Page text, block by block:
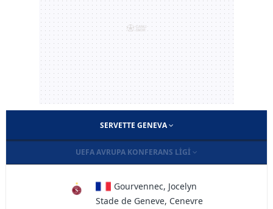
SERVETTE GENEVA
UEFA AVRUPA KONFERANS LIGI
Gourvennec, Jocelyn
Stade de Geneve, Cenevre